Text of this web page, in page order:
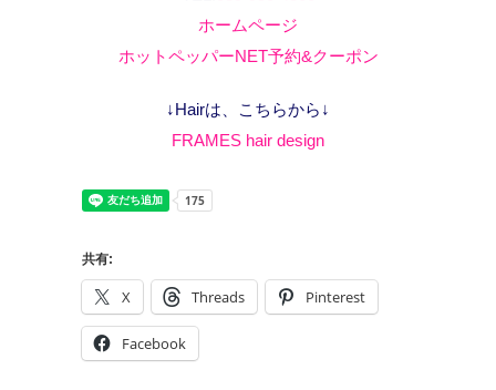
ホームページ
ホットペッパーNET予約&クーポン
↓Hairは、こちらから↓
FRAMES hair design
共有:
X Threads Pinterest
Facebook